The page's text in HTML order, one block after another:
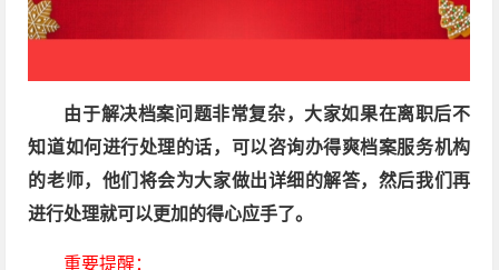
由于解决档案问题非常复杂，大家如果在离职后不
知道如何进行处理的话，可以咨询办得爽档案服务机构
的老师，他们将会为大家做出详细的解答，然后我们再
进行处理就可以更加的得心应手了。
重要提醒：